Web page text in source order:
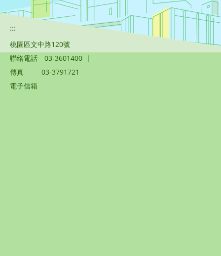
:::
桃園區文中路120號
聯絡電話
03-3601400 |
傳真
03-3791721
電子信箱